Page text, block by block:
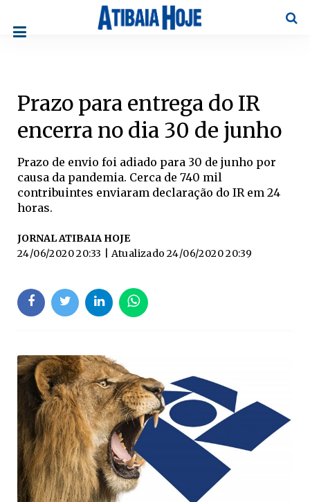
Prazo para entrega do IR
encerra no dia 30 de junho
Prazo de envio foi adiado para 30 de junho por
causa da pandemia. Cerca de 740 mil
contribuintes enviaram declaração do IR em 24
horas.
JORNAL ATIBAIA HOJE
24/06/2020 20:33
| Atualizado 24/06/2020 20:39